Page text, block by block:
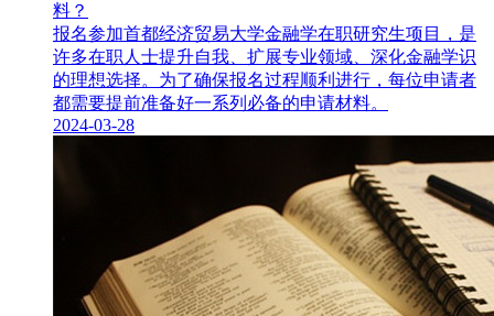
料？
报名参加首都经济贸易大学金融学在职研究生​项目，是
许多在职人士提升自我、扩展专业领域、深化金融学识
的理想选择。为了确保报名过程顺利进行，每位申请者
都需要提前准备好一系列必备的申请材料。
2024-03-28